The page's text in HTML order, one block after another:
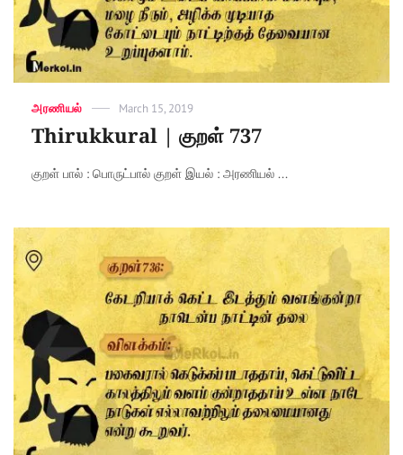
Categories
அரணியல்
Posted
March 15, 2019
Thirukkural | குறள் 737
குறள் பால் : பொருட்பால் குறள் இயல் : அரணியல் ...